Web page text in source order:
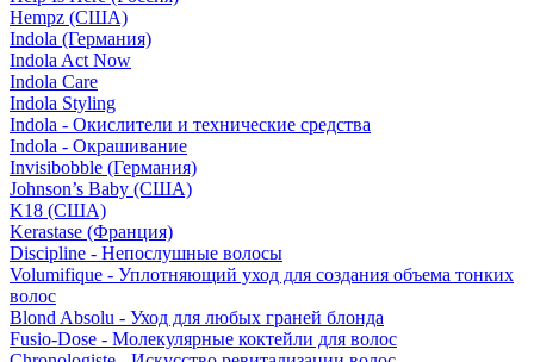
Hempz (США)
Indola (Германия)
Indola Act Now
Indola Care
Indola Styling
Indola - Окислители и технические средства
Indola - Окрашивание
Invisibobble (Германия)
Johnson’s Baby (США)
K18 (США)
Kerastase (Франция)
Discipline - Непослушные волосы
Volumifique - Уплотняющий уход для создания объема тонких
волос
Blond Absolu - Уход для любых граней блонда
Fusio-Dose - Молекулярные коктейли для волос